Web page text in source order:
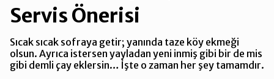
Servis Önerisi
Sıcak sıcak sofraya getir; yanında taze köy ekmeği
olsun. Ayrıca istersen yayladan yeni inmiş gibi bir de mis
gibi demli çay eklersin… İşte o zaman her şey tamamdır.